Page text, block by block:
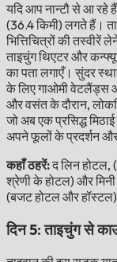
यदि आप नान्टौ से आ रहे
(36.4 किमी) लगते हैं।
भित्तिचित्रों की
ताइचुंग थिएटर और
का पता लगाएँ। सुंदर
के लिए गाओमी वेटलैंड्स
और वसंत के दौरान,
जो अब एक प्रसिद्ध
अपने फूलों के प्रदर्शन और
कहाँ ठहरें:द लिन होटल,
श्रेणी के होटल) और
(बजट होटल और हॉस्टल)
दिन 5: ताइचुंग से